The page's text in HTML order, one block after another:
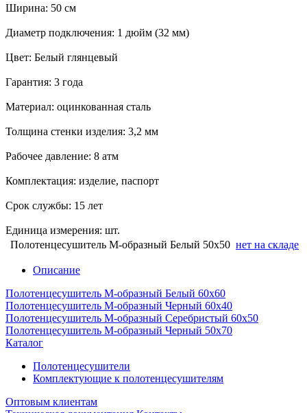
Ширина: 50 см
Диаметр подключения: 1 дюйм (32 мм)
Цвет: Белый глянцевый
Гарантия: 3 года
Материал: оцинкованная сталь
Толщина стенки изделия: 3,2 мм
Рабочее давление: 8 атм
Комплектация: изделие, паспорт
Срок службы: 15 лет
Единица измерения: шт.
Полотенцесушитель М-образный Белый 50х50 нет на складе
Описание
Полотенцесушитель М-образный Белый 60x60
Полотенцесушитель М-образный Черный 60х40
Полотенцесушитель М-образный Серебристый 60х50
Полотенцесушитель М-образный Черный 50х70
Каталог
Полотенцесушители
Комплектующие к полотенцесушителям
Оптовым клиентам